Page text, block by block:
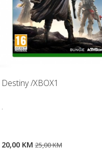
Destiny /XBOX1
.
20,00 KM 25,00 KM